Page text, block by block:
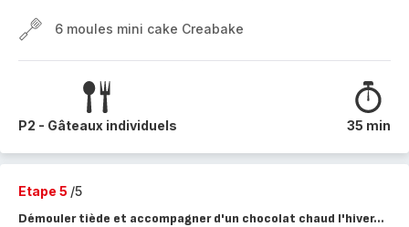
6 moules mini cake Creabake
P2 - Gâteaux individuels 35 min
Etape 5 /5
Démouler tiède et accompagner d'un chocolat chaud l'hiver...